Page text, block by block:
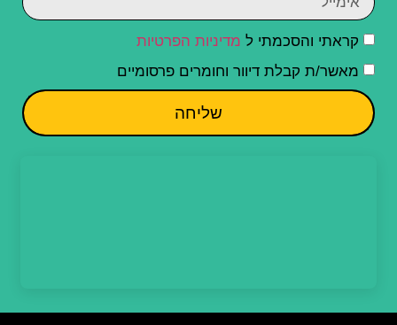
קראתי והסכמתי ל מדיניות הפרטיות
מאשר/ת קבלת דיוור וחומרים פרסומיים
שליחה